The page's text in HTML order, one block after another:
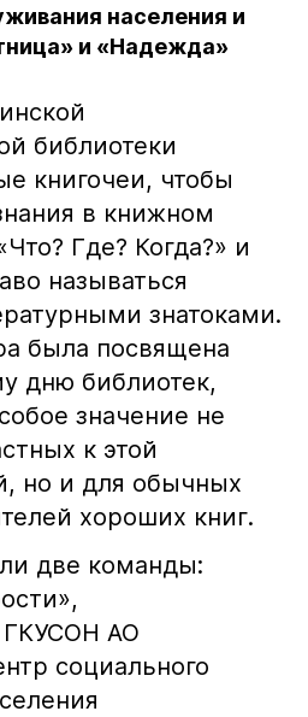
населения и
и «Надежда»
библиотеки
книгочеи, чтобы
в книжном
Где? Когда?» и
называться
знатоками.
была посвящена
дню библиотек,
значение не
к этой
но и для обычных
хороших книг.
две команды:
ГКУСОН АО
социального